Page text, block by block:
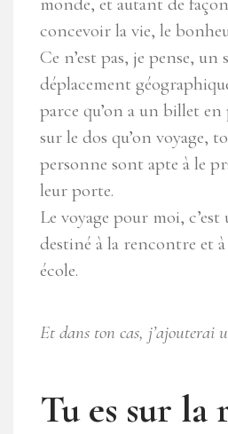
concevoir la vie, le
Ce n’est pas, je pense, un
déplacement
parce qu’on a un billet en
sur le dos qu’on voyage,
personne sont apte à le
leur porte.
Le voyage pour moi,
destiné à la rencontre et
école.
Et dans ton cas, j’ajouterai
Tu es sur la